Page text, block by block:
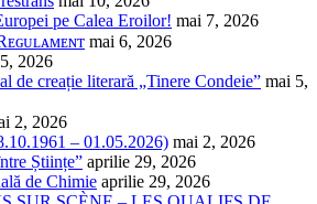
pe Calea Eroilor! mai 7, 2026
mai 6, 2026
2026
de creație literară „Tinere Condeie” mai 5,
2, 2026
– 01.05.2026) mai 2, 2026
Științe” aprilie 29, 2026
de Chimie aprilie 29, 2026